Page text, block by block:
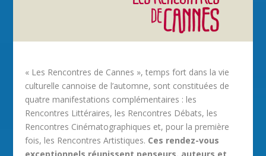
« Les Rencontres de Cannes », temps fort dans la vie
culturelle cannoise de l’automne, sont constituées de
quatre manifestations complémentaires : les
Rencontres Littéraires, les Rencontres Débats, les
Rencontres Cinématographiques et, pour la première
fois, les Rencontres Artistiques. Ces rendez-vous